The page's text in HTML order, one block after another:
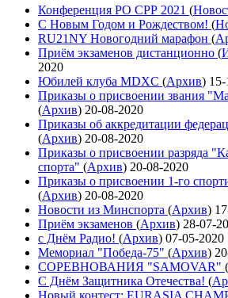
Конференция РО СРР 2021 (
С Новым Годом и Рождеством! (
RU21NY Новогодний марафон (
Приём экзаменов дистанционно (
2020
Юбилей клуба MDXC (Архив)
Приказы о присвоении звания
(Архив) 20-08-2020
Приказы об аккредитации
(Архив) 20-08-2020
Приказы о присвоении разряда
спорта" (Архив) 20-08-2020
Приказы о присвоении 1-го
(Архив) 20-08-2020
Новости из Минспорта (Архив)
Приём экзаменов (Архив) 28-07-
с Днём Радио! (Архив) 07-05-2020
Мемориал "Победа-75" (Архив)
СОРЕВНОВАНИЯ "SAMOVAR" (
С Днём Защитника Отечества! (
Новый контест: EURASIA